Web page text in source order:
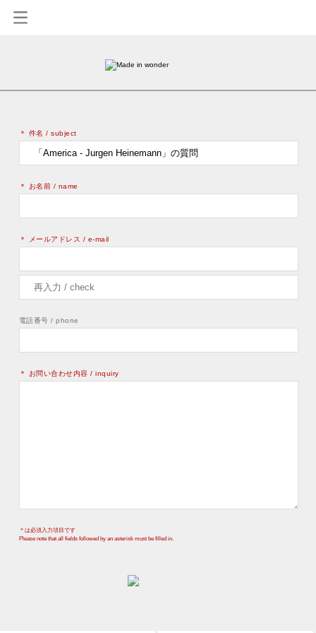
＊ 件名 / subject
＊ お名前 / name
＊ メールアドレス / e-mail
電話番号 / phone
＊ お問い合わせ内容 / inquiry
＊は必須入力項目です
Please note that all fields followed by an asterisk must be filled in.